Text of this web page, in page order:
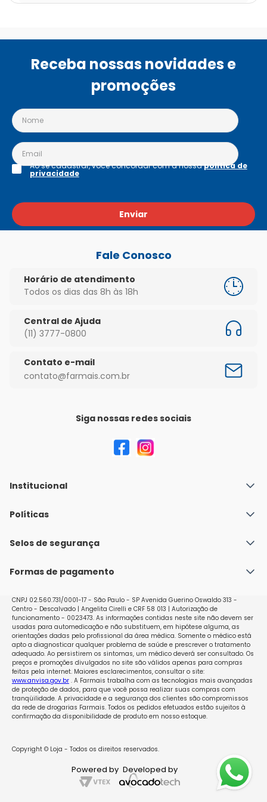
Receba nossas novidades e
promoções
Enviar
Ao se cadastrar, você concordar com a nossapolítica de
privacidade
Fale Conosco
Horário de atendimento
Todos os dias das 8h às 18h
Central de Ajuda
(11) 3777-0800
Contato e-mail
contato@farmais.com.br
Siga nossas redes sociais
Institucional
Quem Somos
Nossas lojas
Políticas
Política de Envio
Políticas de Trocas e Devoluções
Selos de segurança
Formas de pagamento
CNPJ 02.560.731/0001-17 - São Paulo - SP Avenida Guerino Oswaldo 313 -
Centro - Descalvado | Angelita Cirelli e CRF 58 013 | Autorização de
funcionamento - 0023473. As informações contidas neste site não devem ser
usadas para automedicação e não substituem, em hipótese alguma, as
orientações dadas pelo profissional da área médica. Somente o médico está
apto a diagnosticar qualquer problema de saúde e prescrever o tratamento
adequado. Ao persistirem os sintomas, um médico deverá ser consultado. Os
preços e promoções divulgados no site são válidos apenas para compras
feitas pela internet. Maiores esclarecimentos, consultar o site:
www.anvisa.gov.br. A Farmais trabalha com as tecnologias mais avançadas
de proteção de dados, para que você possa realizar suas compras com
tranqüilidade. A privacidade e a segurança dos clientes são compromissos
da rede de drogarias Farmais. Todos os pedidos efetuados estão sujeitos à
confirmação da disponibilidade de produto em nosso estoque.
Copyright © Loja - Todos os direitos reservados.
Powered by Developed by